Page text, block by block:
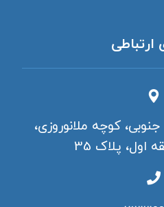
ارتباطی
کوچه ملانوروزی،